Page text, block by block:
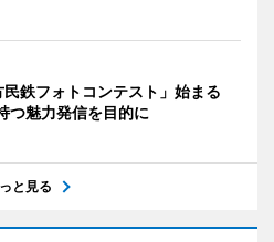
民鉄フォトコンテスト」始まる
つ魅力発信を目的に
と見る